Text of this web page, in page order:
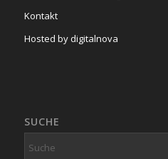
Kontakt
Hosted by digitalnova
SUCHE